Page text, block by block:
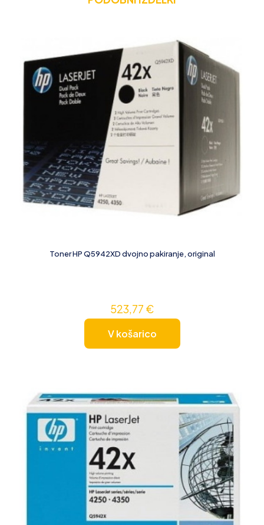
Toner HP Q5942XD dvojno pakiranje, original
523,77 €
V košarico